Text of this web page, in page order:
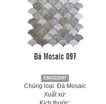
Đá Mosaic 097
EMO22097
Chủng loại: Đá Mosaic
Xuất xứ: